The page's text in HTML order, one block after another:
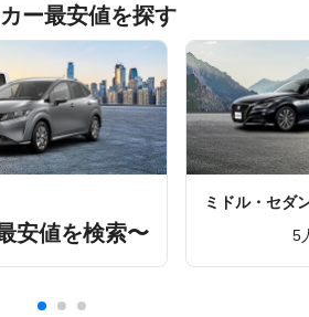
ー最安値を探す
安値を検索〜
ミドル・セダ
5